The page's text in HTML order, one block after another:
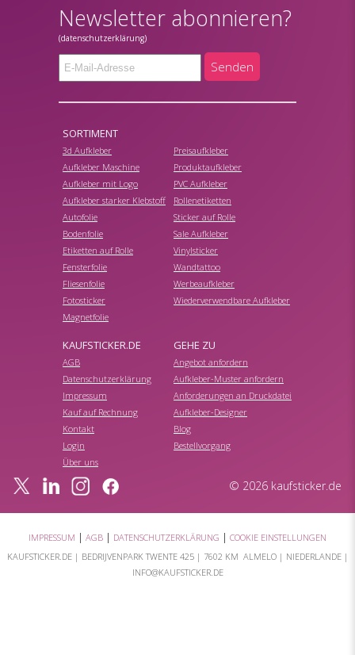
Newsletter abonnieren?
(datenschutzerklärung)
Senden
SORTIMENT
3d Aufkleber
Aufkleber Maschine
Aufkleber mit Logo
Aufkleber starker Klebstoff
Autofolie
Bodenfolie
Etiketten auf Rolle
Fensterfolie
Fliesenfolie
Fotosticker
Magnetfolie
Preisaufkleber
Produktaufkleber
PVC Aufkleber
Rollenetiketten
Sticker auf Rolle
Sale Aufkleber
Vinylsticker
Wandtattoo
Werbeaufkleber
Wiederverwendbare Aufkleber
KAUFSTICKER.DE
AGB
Datenschutzerklärung
Impressum
Kauf auf Rechnung
Kontakt
Login
Über uns
GEHE ZU
Angebot anfordern
Aufkleber-Muster anfordern
Anforderungen an Druckdatei
Aufkleber-Designer
Blog
Bestellvorgang
© 2026 kaufsticker.de
IMPRESSUM | AGB | DATENSCHUTZERKLÄRUNG | COOKIE EINSTELLUNGEN
KAUFSTICKER.DE | BEDRIJVENPARK TWENTE 425| 7602 KM ALMELO| NIEDERLANDE |
INFO@KAUFSTICKER.DE